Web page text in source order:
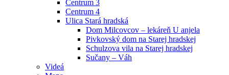
Centrum 3
Centrum 4
Ulica Stará hradská
Dom Milcovcov – lekáreň U anjela
Pivkovský dom na Starej hradskej
Schulzova vila na Starej hradskej
Sučany – Váh
Videá